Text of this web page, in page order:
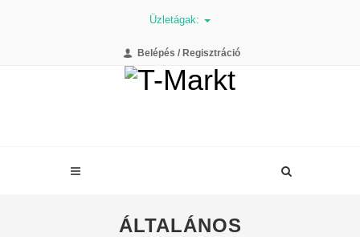
Üzletágak:
Belépés / Regisztráció
ÁLTALÁNOS